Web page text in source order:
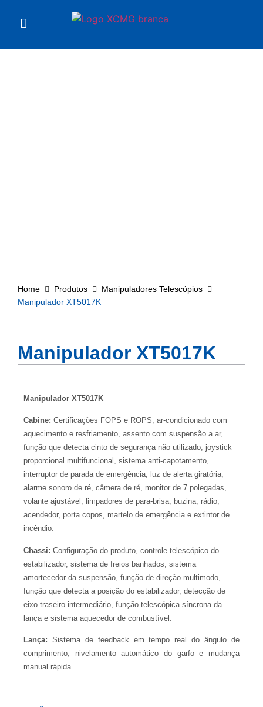
Home Produtos
Manipuladores Telescópios
Manipulador XT5017K
Manipulador XT5017K
Manipulador XT5017K
Cabine: Certificações FOPS e ROPS, ar-condicionado com
aquecimento e resfriamento, assento com suspensão a ar,
função que detecta cinto de segurança não utilizado, joystick
proporcional multifuncional, sistema anti-capotamento,
interruptor de parada de emergência, luz de alerta giratória,
alarme sonoro de ré, câmera de ré, monitor de 7 polegadas,
volante ajustável, limpadores de para-brisa, buzina, rádio,
acendedor, porta copos, martelo de emergência e extintor de
incêndio.
Chassi: Configuração do produto, controle telescópico do
estabilizador, sistema de freios banhados, sistema
amortecedor da suspensão, função de direção multimodo,
função que detecta a posição do estabilizador, detecção de
eixo traseiro intermediário, função telescópica síncrona da
lança e sistema aquecedor de combustível.
Lança: Sistema de feedback em tempo real do ângulo de
comprimento, nivelamento automático do garfo e mudança
manual rápida.